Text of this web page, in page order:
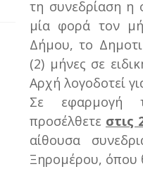
τη συνεδρίαση η
μία φορά τον
Δήμου, το
(2) μήνες σε
Αρχή λογοδοτεί
Σε εφαρμογή
προσέλθετε στις
αίθουσα
Ξηρομέρου, όπου